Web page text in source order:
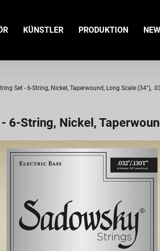
KÜNSTLER PRODUKTION
Set - 6-String, Nickel, Taperwound, Long Scale (34"),
6-String, Nickel,